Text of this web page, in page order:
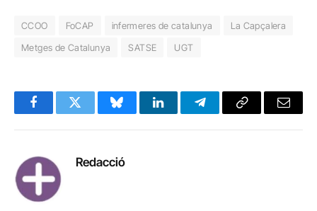
CCOO FoCAP infermeres de catalunya
La Capçalera
Metges de Catalunya
SATSE UGT
FacebookTwitter BlueskyLinkedInTelegramCopy
Email
Redacció